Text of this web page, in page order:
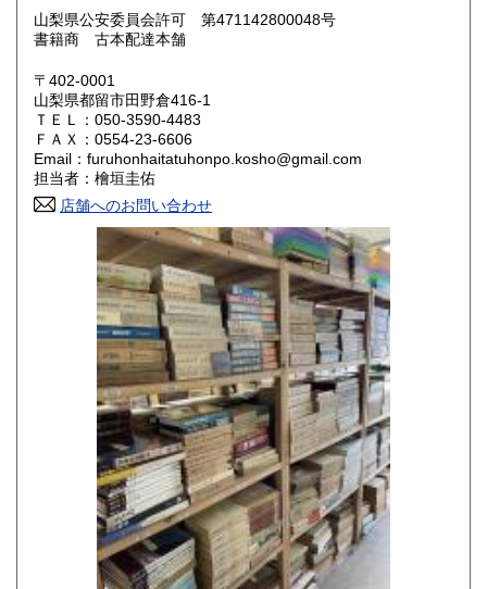
鳥取県 800円 島根県
岡山県
山口県 800円
香川県 800円 愛媛県
高知県 800円
800円 長崎県
800円 大分県
800円 鹿児島県
1,500円
山梨県公安委員会許可 第471142800048号
書籍商 古本配達本舗
〒402-0001
山梨県都留市田野倉416-1
ＴＥＬ：050-3590-4483
ＦＡＸ：0554-23-6606
Email：furuhonhaitatuhonpo.kosho@gmail.com
担当者：檜垣圭佑
店舗へのお問い合わせ